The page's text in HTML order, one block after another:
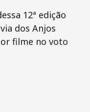
12ª edição
dos Anjos
filme no voto